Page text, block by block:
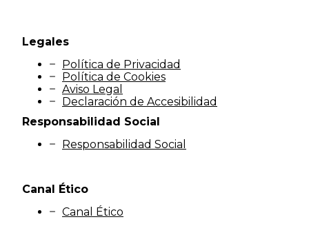
Legales
Política de Privacidad
Política de Cookies
Aviso Legal
Declaración de Accesibilidad
Responsabilidad Social
Responsabilidad Social
Canal Ético
Canal Ético